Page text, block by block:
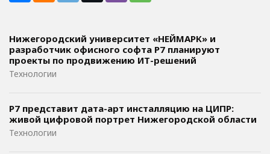
Нижегородский университет «НЕЙМАРК» и
разработчик офисного софта P7 планируют
проекты по продвижению ИТ-решений
Технологии
Р7 представит дата-арт инсталляцию на ЦИПР:
живой цифровой портрет Нижегородской области
Технологии